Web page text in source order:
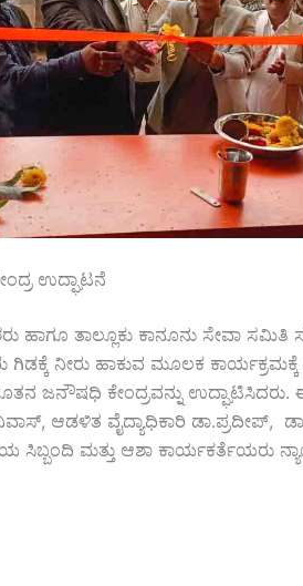
ಉದ್ಘಾಟನೆ
ಹಾಗೂ ತಾಲ್ಲೂಕು ಕಾನೂನು ಸೇವಾ
ನೀರು ಹಾಕುವ ಮೂಲಕ
ಜನೌಷಧಿ ಕೇಂದ್ರವನ್ನು ಉದ್ಘಾಟಿಸಿದರು.
ಆಡಳಿತ ವೈದ್ಯಾಧಿಕಾರಿ
ಸಿಬ್ಬಂದಿ ಮತ್ತು ಆಶಾ ಕಾರ್ಯಕರ್ತೆಯರು